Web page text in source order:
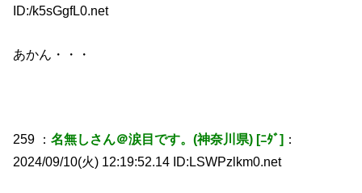
ID:/k5sGgfL0.net
あかん・・・
259 ：名無しさん＠涙目です。(神奈川県) [ﾆﾀﾞ] ：
2024/09/10(火) 12:19:52.14 ID:LSWPzlkm0.net